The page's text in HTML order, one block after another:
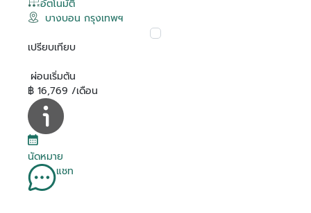
อัตโนมัติ
บางบอน กรุงเทพฯ
เปรียบเทียบ
ผ่อนเริ่มต้น
฿ 16,769 /เดือน
นัดหมาย
แชท